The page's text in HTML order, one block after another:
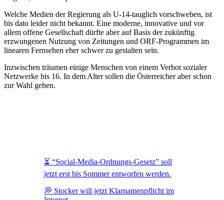
Welche Medien der Regierung als U-14-tauglich vorschweben, ist
bis dato leider nicht bekannt. Eine moderne, innovative und vor
allem offene Gesellschaft dürfte aber auf Basis der zukünftig
erzwungenen Nutzung von Zeitungen und ORF-Programmen im
linearen Fernsehen eher schwer zu gestalten sein.
Inzwischen träumen einige Menschen von einem Verbot sozialer
Netzwerke bis 16. In dem Alter sollen die Österreicher aber schon
zur Wahl gehen.
⏳ “Social-Media-Ordnungs-Gesetz” soll
jetzt erst bis Sommer entworfen werden.
💭 Stocker will jetzt Klarnamenpflicht im